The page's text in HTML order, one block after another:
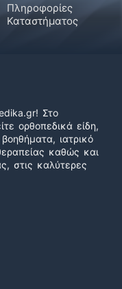
Πληροφορίες
Καταστήματος
Στο
ορθοπεδικά είδη,
ιατρικό
καθώς και
στις καλύτερες